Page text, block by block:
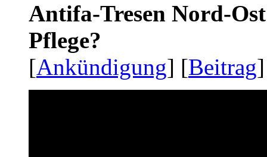
Antifa-Tresen Nord-
Pflege?
[Ankündigung] [Beitrag